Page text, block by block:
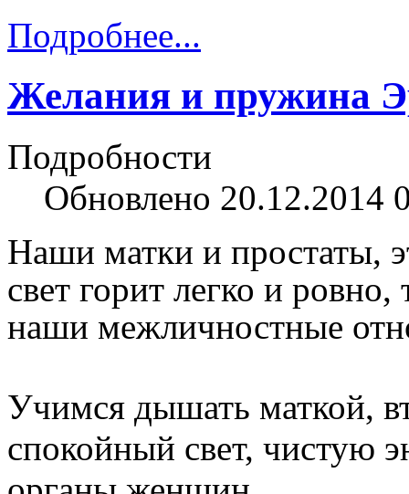
Подробнее...
Желания и пружина
Подробности
Обновлено 20.12.2014
Наши матки и простаты,
свет горит легко и
наши межличностные
Учимся дышать маткой,
спокойный свет, чистую